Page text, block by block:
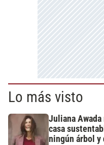
Lo más visto
Juliana
casa
ningún árbol y